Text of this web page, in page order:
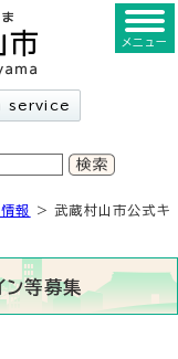
service
メニュー
報
> 武蔵村山市公式キ
ン等募集